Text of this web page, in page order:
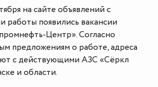
на сайте объявлений с
работы появились вакансии
Центр». Согласно
предложениям о работе, адреса
с действующими АЗС «Сёркл
и области.